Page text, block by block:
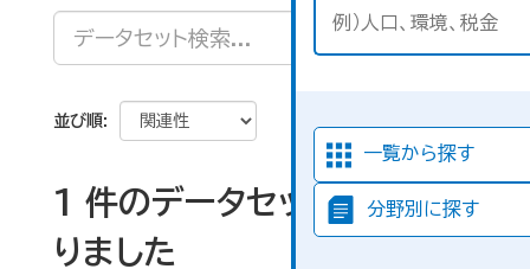
一覧から探す
分野別に探す
並び順
1 件のデータセットが見つか
りました